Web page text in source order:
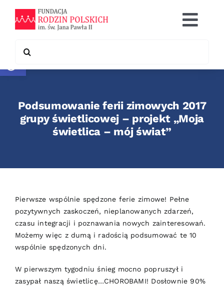
Otwórz pasek narzędzi
content
Co robimy
Współpraca
for:
Podsumowanie ferii zimowych 2017
grupy świetlicowej – projekt „Moja
świetlica – mój świat”
Pierwsze wspólnie spędzone ferie zimowe! Pełne
pozytywnych zaskoczeń, nieplanowanych zdarzeń,
czasu integracji i poznawania nowych zainteresowań.
Możemy więc z dumą i radością podsumować te 10
wspólnie spędzonych dni.
W pierwszym tygodniu śnieg mocno popruszył i
zasypał naszą świetlicę…CHOROBAMI! Dosłownie 90%